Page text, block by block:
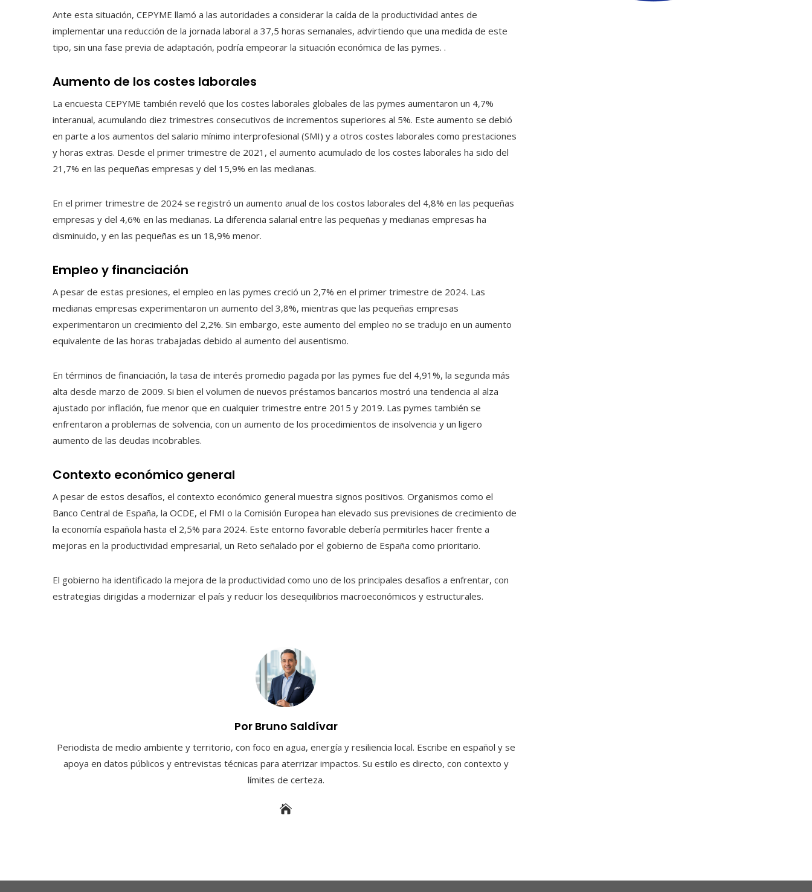
Ante esta situación, CEPYME llamó a las autoridades a considerar la caída de la productividad antes de
implementar una reducción de la jornada laboral a 37,5 horas semanales, advirtiendo que una medida de este
tipo, sin una fase previa de adaptación, podría empeorar la situación económica de las pymes. .
Aumento de los costes laborales
La encuesta CEPYME también reveló que los costes laborales globales de las pymes aumentaron un 4,7%
interanual, acumulando diez trimestres consecutivos de incrementos superiores al 5%. Este aumento se debió
en parte a los aumentos del salario mínimo interprofesional (SMI) y a otros costes laborales como prestaciones
y horas extras. Desde el primer trimestre de 2021, el aumento acumulado de los costes laborales ha sido del
21,7% en las pequeñas empresas y del 15,9% en las medianas.
En el primer trimestre de 2024 se registró un aumento anual de los costos laborales del 4,8% en las pequeñas
empresas y del 4,6% en las medianas. La diferencia salarial entre las pequeñas y medianas empresas ha
disminuido, y en las pequeñas es un 18,9% menor.
Empleo y financiación
A pesar de estas presiones, el empleo en las pymes creció un 2,7% en el primer trimestre de 2024. Las
medianas empresas experimentaron un aumento del 3,8%, mientras que las pequeñas empresas
experimentaron un crecimiento del 2,2%. Sin embargo, este aumento del empleo no se tradujo en un aumento
equivalente de las horas trabajadas debido al aumento del ausentismo.
En términos de financiación, la tasa de interés promedio pagada por las pymes fue del 4,91%, la segunda más
alta desde marzo de 2009. Si bien el volumen de nuevos préstamos bancarios mostró una tendencia al alza
ajustado por inflación, fue menor que en cualquier trimestre entre 2015 y 2019. Las pymes también se
enfrentaron a problemas de solvencia, con un aumento de los procedimientos de insolvencia y un ligero
aumento de las deudas incobrables.
Contexto económico general
A pesar de estos desafíos, el contexto económico general muestra signos positivos. Organismos como el
Banco Central de España, la OCDE, el FMI o la Comisión Europea han elevado sus previsiones de crecimiento de
la economía española hasta el 2,5% para 2024. Este entorno favorable debería permitirles hacer frente a
mejoras en la productividad empresarial, un Reto señalado por el gobierno de España como prioritario.
El gobierno ha identificado la mejora de la productividad como uno de los principales desafíos a enfrentar, con
estrategias dirigidas a modernizar el país y reducir los desequilibrios macroeconómicos y estructurales.
Por Bruno Saldívar
Periodista de medio ambiente y territorio, con foco en agua, energía y resiliencia local. Escribe en español y se
apoya en datos públicos y entrevistas técnicas para aterrizar impactos. Su estilo es directo, con contexto y
límites de certeza.